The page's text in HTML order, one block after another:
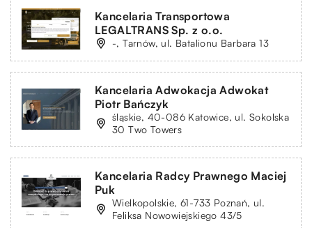
Kancelaria Transportowa
LEGALTRANS Sp. z o.o.
-, Tarnów, ul. Batalionu Barbara 13
Kancelaria Adwokacja Adwokat
Piotr Bańczyk
śląskie, 40-086 Katowice, ul. Sokolska
30 Two Towers
Kancelaria Radcy Prawnego Maciej
Puk
Wielkopolskie, 61-733 Poznań, ul.
Feliksa Nowowiejskiego 43/5